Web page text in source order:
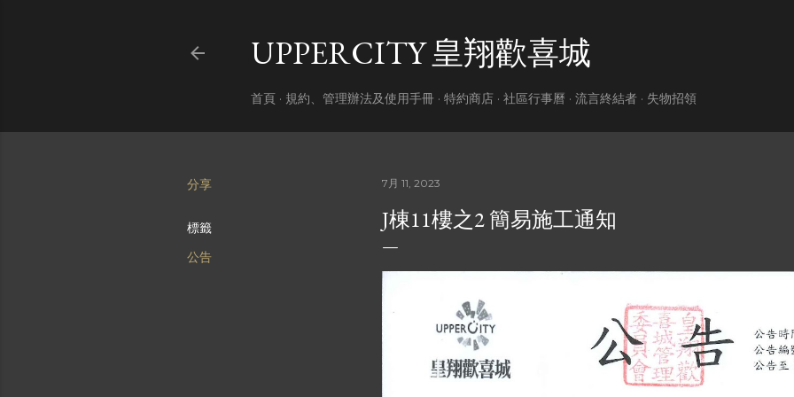
UPPERCITY 皇翔歡喜城
首頁 規約、管理辦法及使用手冊 特約商店 社區行事曆 流言終結者 失物招領
分享
標籤
公告
7月 11, 2023
J棟11樓之2 簡易施工通知